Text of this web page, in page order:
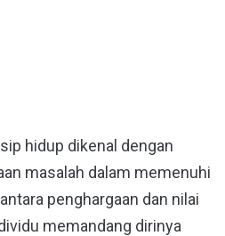
hidup dikenal dengan
masalah dalam memenuhi
penghargaan dan nilai
memandang dirinya